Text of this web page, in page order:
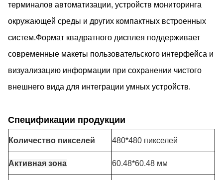
терминалов автоматизации, устройств мониторинга
окружающей среды и других компактных встроенных
систем.Формат квадратного дисплея поддерживает
современные макеты пользовательского интерфейса и
визуализацию информации при сохранении чистого
внешнего вида для интеграции умных устройств.
Спецификации продукции
Количество пикселей 480*480 пикселей
Активная зона 60.48*60.48 мм